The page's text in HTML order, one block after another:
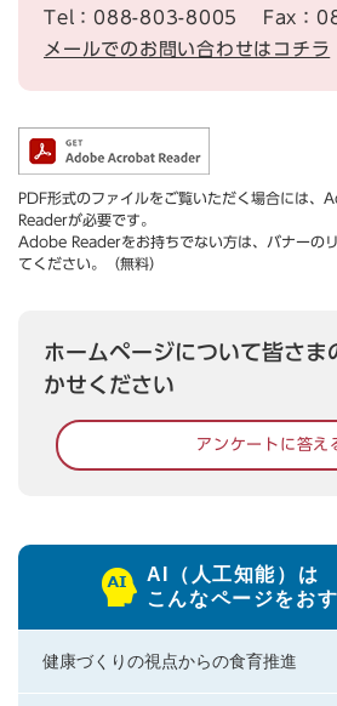
Tel：088-803-8005
Fax：
メールでのお問い合わせはコチラ
PDF形式のファイルをご覧いただく場合には
Readerが必要です。
Adobe Readerをお持ちでない方は、バナーの
てください。（無料）
ホームページについて皆さま
かせください
アンケートに答え
AI（人工知能）は
こんなページをお
健康づくりの視点からの食育推進